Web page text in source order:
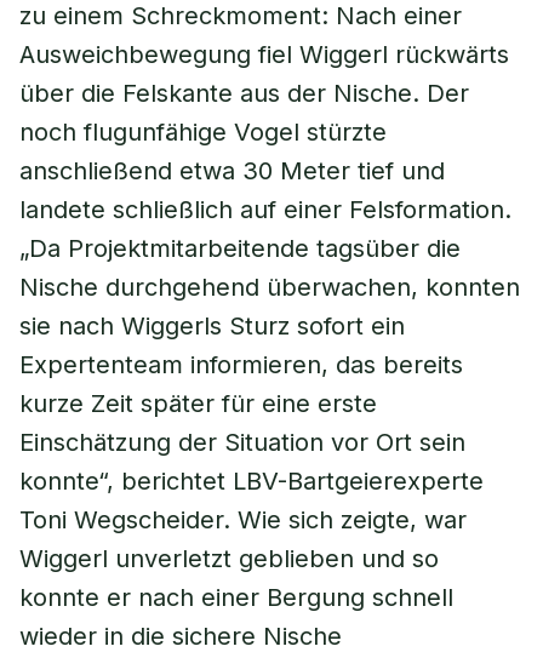
zu einem Schreckmoment: Nach einer
Ausweichbewegung fiel Wiggerl rückwärts
über die Felskante aus der Nische. Der
noch flugunfähige Vogel stürzte
anschließend etwa 30 Meter tief und
landete schließlich auf einer Felsformation.
„Da Projektmitarbeitende tagsüber die
Nische durchgehend überwachen, konnten
sie nach Wiggerls Sturz sofort ein
Expertenteam informieren, das bereits
kurze Zeit später für eine erste
Einschätzung der Situation vor Ort sein
konnte“, berichtet LBV-Bartgeierexperte
Toni Wegscheider. Wie sich zeigte, war
Wiggerl unverletzt geblieben und so
konnte er nach einer Bergung schnell
wieder in die sichere Nische